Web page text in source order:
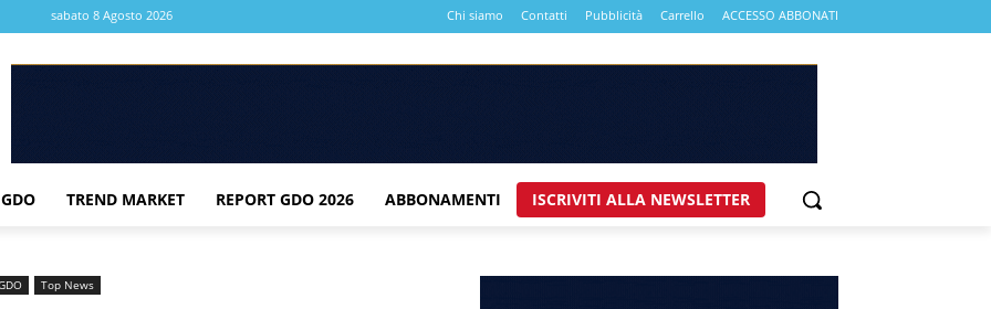
sabato 8 Agosto 2026 Chi siamo Contatti Pubblicità Carrello ACCESSO ABBONATI
TREND MARKET REPORT GDO 2026 ABBONAMENTI ISCRIVITI ALLA NEWSLETTER
Top News